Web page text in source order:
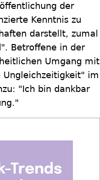
der
Kenntnis zu
darstellt, zumal
Betroffene in der
Umgang mit
Ungleichzeitigkeit" im
"Ich bin dankbar